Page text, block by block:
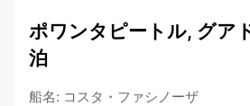
ポワンタピートル, グア
泊
船名: コスタ・ファシノーザ